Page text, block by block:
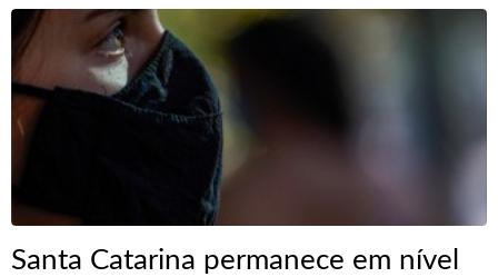
Santa Catarina permanece em nível